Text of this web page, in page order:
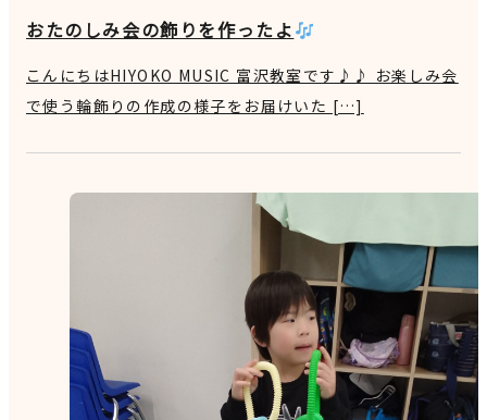
おたのしみ会の飾りを作ったよ
こんにちはHIYOKO MUSIC 富沢教室です♪♪ お楽しみ会
で使う輪飾りの作成の様子をお届けいた […]